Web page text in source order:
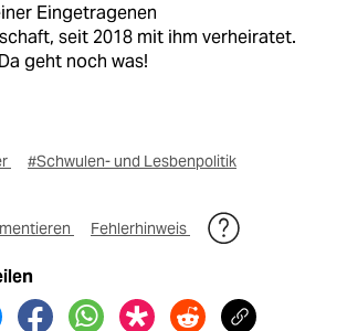
Eingetragenen
seit 2018 mit ihm verheiratet.
geht noch was!
#Schwulen- und Lesbenpolitik
Fehlerhinweis